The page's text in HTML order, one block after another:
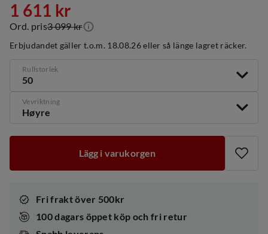
discounted
price
1 611 kr
original
price
Ord. pris3 099 kr
Erbjudandet gäller t.o.m. 18.08.26 eller så länge lagret räcker.
Rullstorlek
50
Vevriktning
Høyre
Lägg i varukorgen
Fri frakt över 500kr
100 dagars öppet köp och fri retur